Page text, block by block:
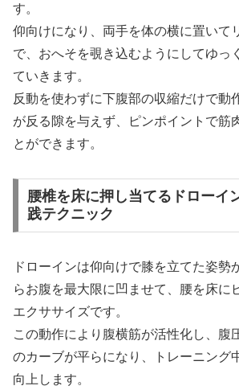
す。
仰向けになり、両手を体の横に置いて
で、おへそを覗き込むようにしてゆっ
ていきます。
反動を使わずに下腹部の収縮だけで動
が反る隙を与えず、ピンポイントで筋
とができます。
腰椎を床に押し当てるドローイ
践テクニック
ドローインは仰向けで膝を立てた姿勢
らお腹を最大限に凹ませて、腰を床に
エクササイズです。
この動作により腹横筋が活性化し、腹
のカーブが平らになり、トレーニング
向上します。